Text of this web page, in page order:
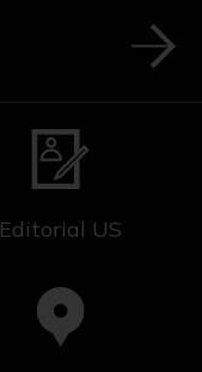
Editorial US